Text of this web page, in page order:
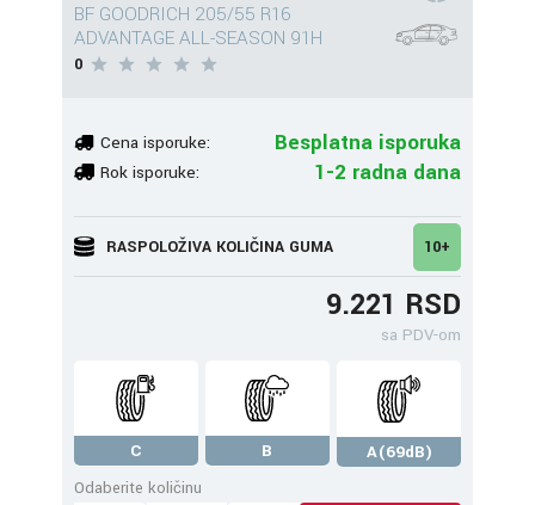
BF GOODRICH 205/55 R16
ADVANTAGE ALL-SEASON 91H
0
Cena isporuke: Besplatna isporuka
Rok isporuke: 1-2 radna dana
RASPOLOŽIVA KOLIČINA GUMA 10+
9.221 RSD
sa PDV-om
C B
A(69dB)
Odaberite količinu